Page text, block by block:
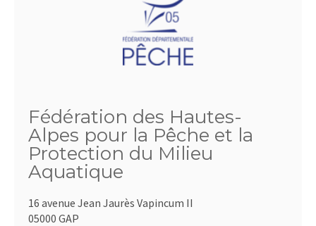
Fédération des Hautes-
Alpes pour la Pêche et la
Protection du Milieu
Aquatique
16 avenue Jean Jaurès Vapincum II
05000 GAP